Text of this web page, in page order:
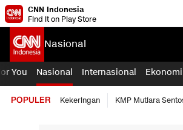
CNN Indonesia
Find it on Play Store
Nasional
You Nasional Internasional Ekonomi
POPULER Kekeringan KMP Mutiara